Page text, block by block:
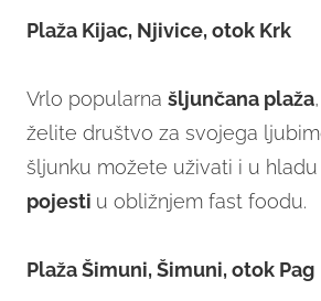
Plaža Kijac, Njivice, otok Krk
Vrlo popularna šljunčana plaža
želite društvo za svojega
šljunku možete uživati i u
pojesti u obližnjem fast foodu.
Plaža Šimuni, Šimuni, otok Pag